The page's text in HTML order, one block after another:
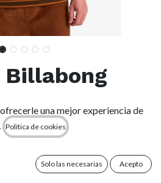
Billabong
Brown
una mejor experiencia de
Política de cookies
Solo las necesarias Acepto